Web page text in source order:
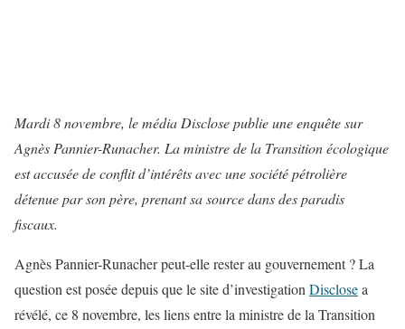
Mardi 8 novembre, le média Disclose publie une enquête sur
Agnès Pannier-Runacher. La ministre de la Transition écologique
est accusée de conflit d’intérêts avec une société pétrolière
détenue par son père, prenant sa source dans des paradis
fiscaux.
Agnès Pannier-Runacher peut-elle rester au gouvernement ? La
question est posée depuis que le site d’investigation Disclosea
révélé, ce 8 novembre, les liens entre la ministre de la Transition